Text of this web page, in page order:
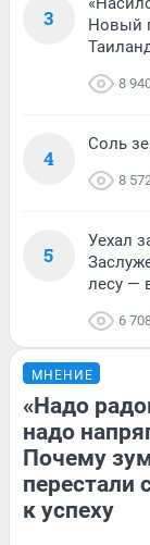
3
Новый
8
4
Соль
8
5
Уехал
лесу —
6
МНЕНИЕ
«Надо
надо
Почему
перестали
к успеху